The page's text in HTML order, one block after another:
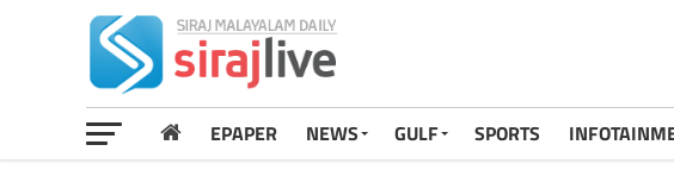
EPAPER NEWS GULF SPORTS